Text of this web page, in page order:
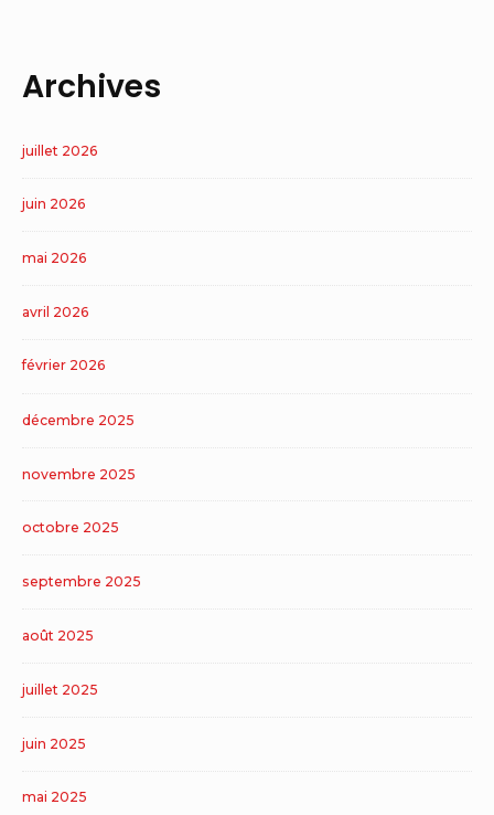
Archives
juillet 2026
juin 2026
mai 2026
avril 2026
février 2026
décembre 2025
novembre 2025
octobre 2025
septembre 2025
août 2025
juillet 2025
juin 2025
mai 2025